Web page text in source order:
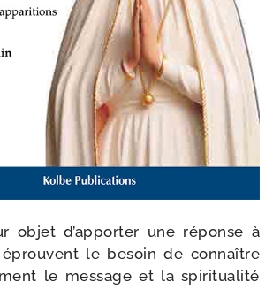
objet d’apporter une réponse à
le besoin de connaître
le mes­sage et la spi­ri­tua­li­té